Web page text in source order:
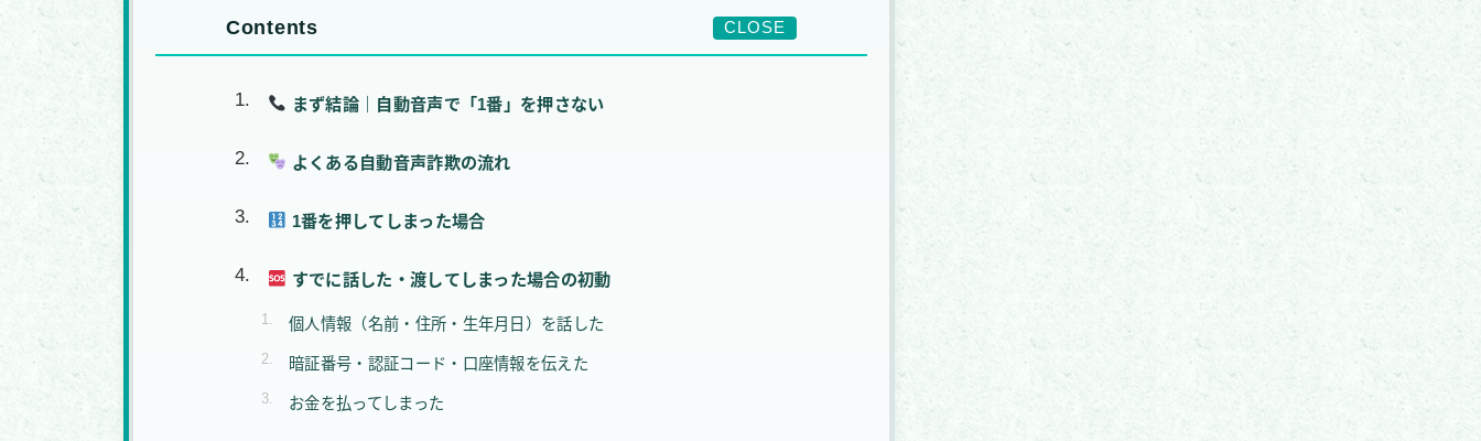
CLOSE
Contents
まず結論｜自動音声で「1番」を押さない
よくある自動音声詐欺の流れ
1番を押してしまった場合
すでに話した・渡してしまった場合の初動
個人情報（名前・住所・生年月日）を話した
暗証番号・認証コード・口座情報を伝えた
お金を払ってしまった